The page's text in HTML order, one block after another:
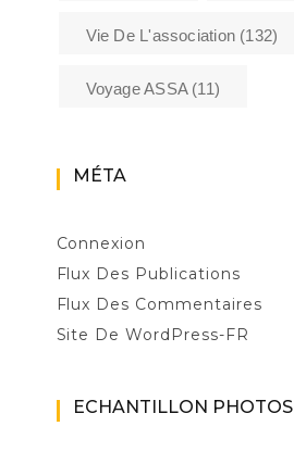
Vie De L'association (132)
Voyage ASSA(11)
MÉTA
Connexion
Flux Des Publications
Flux Des Commentaires
Site De WordPress-FR
ECHANTILLON PHOTOS